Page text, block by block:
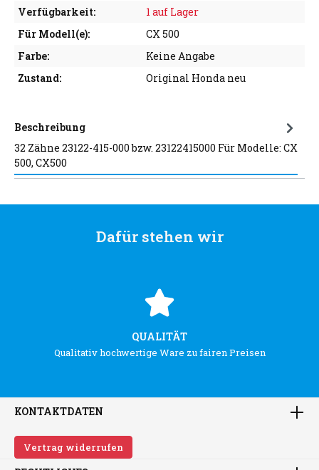
Verfügbarkeit:
1 auf Lager
Für Modell(e):
CX 500
Farbe:
Keine Angabe
Zustand:
Original Honda neu
Beschreibung
32 Zähne 23122-415-000 bzw. 23122415000 Für Modelle: CX
500, CX500
Dafür stehen wir
QUALITÄT
Qualitativ hochwertige Ware zu fairen Preisen
KONTAKTDATEN
Vertrag widerrufen